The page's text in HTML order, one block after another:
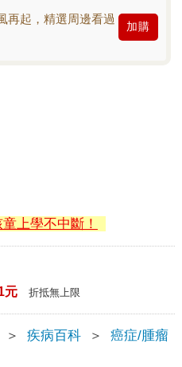
再起，精選周邊看過
加購
上學不中斷！
元 折抵無上限
＞ 疾病百科 ＞ 癌症/腫瘤